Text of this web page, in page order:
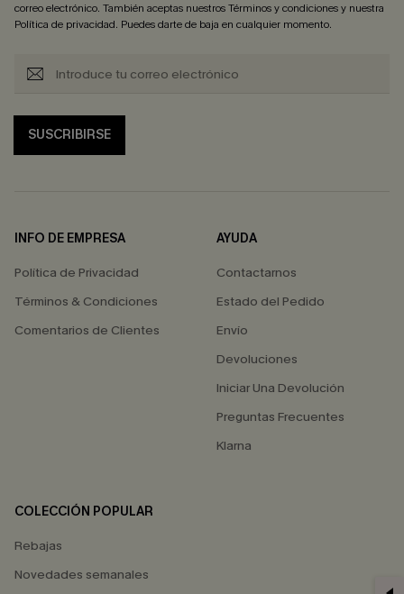
correo electrónico. También aceptas nuestrosTérminos y condicionesy nuestra
Política de privacidad. Puedes darte de baja en cualquier momento.
SUSCRIBIRSE
INFO DE EMPRESA
Política de Privacidad
Términos & Condiciones
Comentarios de Clientes
AYUDA
Contactarnos
Estado del Pedido
Envío
Devoluciones
Iniciar Una Devolución
Preguntas Frecuentes
Klarna
COLECCIÓN POPULAR
Rebajas
Novedades semanales